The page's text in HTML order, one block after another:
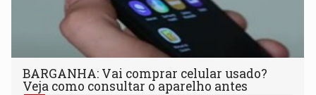
BARGANHA: Vai comprar celular usado?
Veja como consultar o aparelho antes